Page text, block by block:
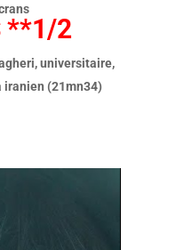
**1/2
universitaire,
iranien (21mn34)